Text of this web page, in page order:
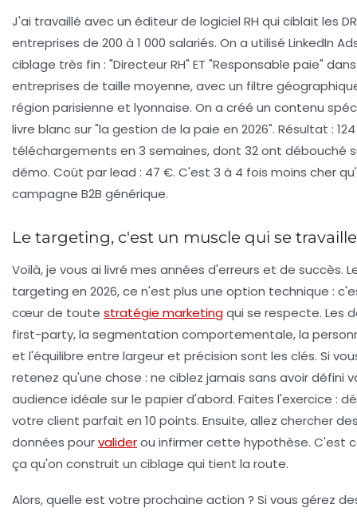
J'ai travaillé avec un éditeur de logiciel RH qui ciblait les
entreprises de 200 à 1 000 salariés. On a utilisé LinkedIn
ciblage très fin : "Directeur RH" ET "Responsable paie"
entreprises de taille moyenne, avec un filtre
région parisienne et lyonnaise. On a créé un contenu
livre blanc sur "la gestion de la paie en 2026". Résultat : 124
téléchargements en 3 semaines, dont 32 ont débouché
démo. Coût par lead : 47 €. C'est 3 à 4 fois moins cher
campagne B2B générique.
Le targeting, c'est un muscle qui se travaille
Voilà, je vous ai livré mes années d'erreurs et de succès.
targeting en 2026, ce n'est plus une option technique :
cœur de toute stratégie marketingqui se respecte. Les
first-party, la segmentation comportementale, la
et l'équilibre entre largeur et précision sont les clés. Si
retenez qu'une chose : ne ciblez jamais sans avoir défini
audience idéale sur le papier d'abord. Faites l'exercice :
votre client parfait en 10 points. Ensuite, allez chercher
données pourvaliderou infirmer cette hypothèse. C'est
ça qu'on construit un ciblage qui tient la route.
Alors, quelle est votre prochaine action ? Si vous gérez